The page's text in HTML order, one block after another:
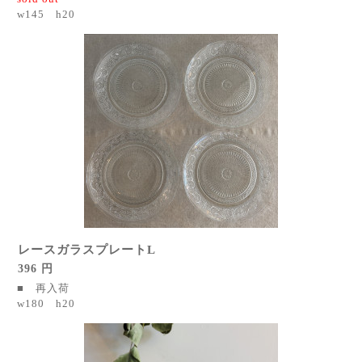
w145 h20
レースガラスプレートL
396 円
■ 再入荷
w180 h20